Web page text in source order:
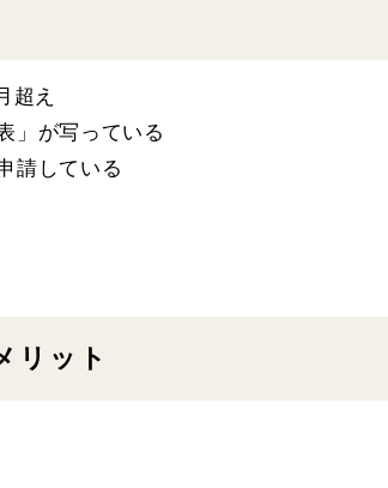
超え
」が写っている
請している
リット